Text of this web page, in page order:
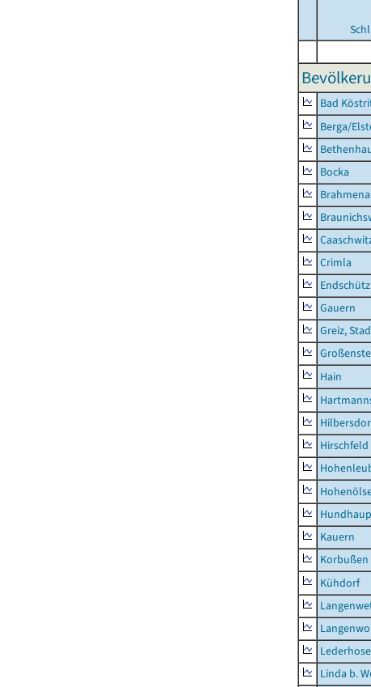
Bad
Berga/
Bocka
Crimla
Endschütz
Gauern
Greiz,
Hain
Hirschfeld
Kauern
Korbußen
Kühdorf
Lederhose
Linda b.